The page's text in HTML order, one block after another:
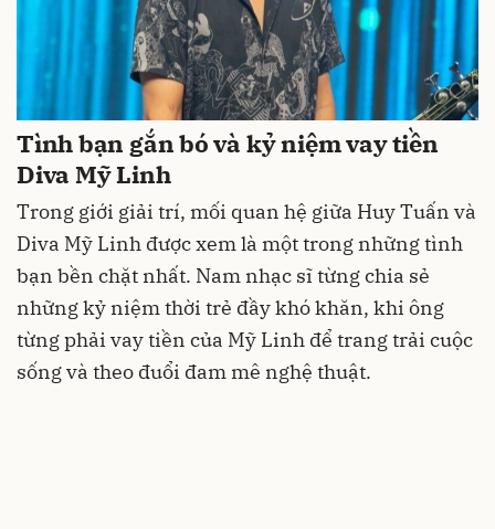
Tình bạn gắn bó và kỷ niệm vay tiền
Diva Mỹ Linh
Trong giới giải trí, mối quan hệ giữa Huy Tuấn và
Diva Mỹ Linh được xem là một trong những tình
bạn bền chặt nhất. Nam nhạc sĩ từng chia sẻ
những kỷ niệm thời trẻ đầy khó khăn, khi ông
từng phải vay tiền của Mỹ Linh để trang trải cuộc
sống và theo đuổi đam mê nghệ thuật.